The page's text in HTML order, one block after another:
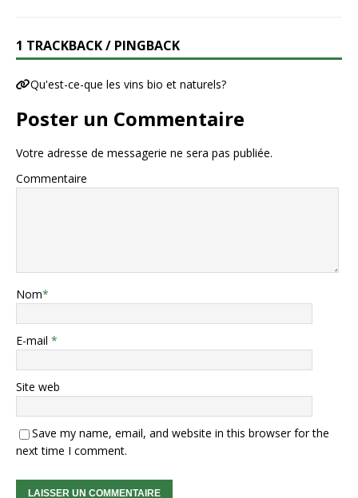
1 TRACKBACK / PINGBACK
Qu'est-ce-que les vins bio et naturels?
Poster un Commentaire
Votre adresse de messagerie ne sera pas publiée.
Commentaire
Nom*
E-mail *
Site web
Save my name, email, and website in this browser for the
next time I comment.